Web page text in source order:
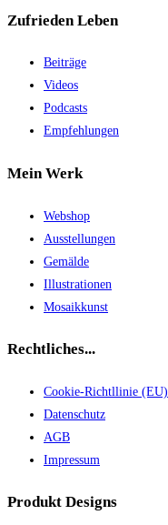
Zufrieden Leben
Beiträge
Videos
Podcasts
Empfehlungen
Mein Werk
Webshop
Ausstellungen
Gemälde
Illustrationen
Mosaikkunst
Rechtliches...
Cookie-Richtllinie (EU)
Datenschutz
AGB
Impressum
Produkt Designs